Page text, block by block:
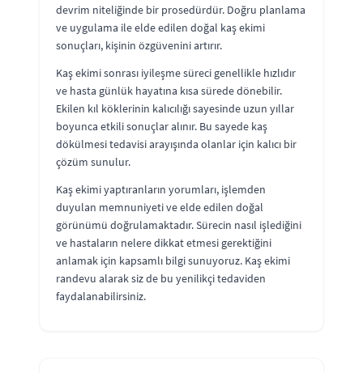
devrim niteliğinde bir prosedürdür. Doğru planlama
ve uygulama ile elde edilen doğal kaş ekimi
sonuçları, kişinin özgüvenini artırır.
Kaş ekimi sonrası iyileşme süreci genellikle hızlıdır
ve hasta günlük hayatına kısa sürede dönebilir.
Ekilen kıl köklerinin kalıcılığı sayesinde uzun yıllar
boyunca etkili sonuçlar alınır. Bu sayede kaş
dökülmesi tedavisi arayışında olanlar için kalıcı bir
çözüm sunulur.
Kaş ekimi yaptıranların yorumları, işlemden
duyulan memnuniyeti ve elde edilen doğal
görünümü doğrulamaktadır. Sürecin nasıl işlediğini
ve hastaların nelere dikkat etmesi gerektiğini
anlamak için kapsamlı bilgi sunuyoruz. Kaş ekimi
randevu alarak siz de bu yenilikçi tedaviden
faydalanabilirsiniz.